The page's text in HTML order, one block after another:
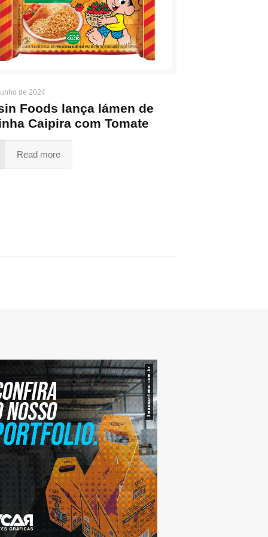
de 2024
Foods lança lámen de
Caipira com Tomate
Read more